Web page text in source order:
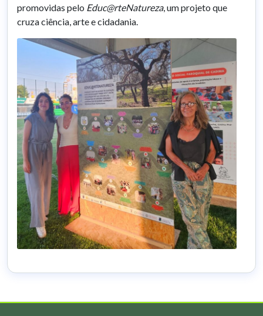
promovidas pelo Educ@rteNatureza, um projeto que
cruza ciência, arte e cidadania.